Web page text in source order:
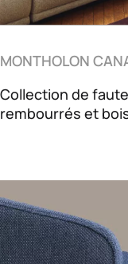
MONTHOLON
Collection de
rembourrés et